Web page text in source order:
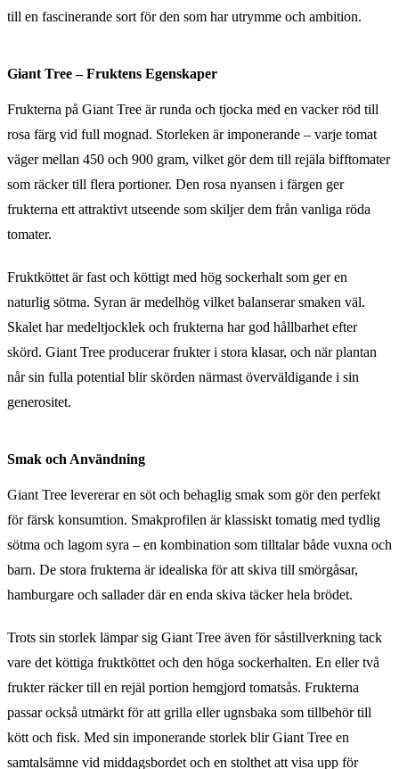
till en fascinerande sort för den som har utrymme och ambition.
Giant Tree – Fruktens Egenskaper
Frukterna på Giant Tree är runda och tjocka med en vacker röd till
rosa färg vid full mognad. Storleken är imponerande – varje tomat
väger mellan 450 och 900 gram, vilket gör dem till rejäla bifftomater
som räcker till flera portioner. Den rosa nyansen i färgen ger
frukterna ett attraktivt utseende som skiljer dem från vanliga röda
tomater.
Fruktköttet är fast och köttigt med hög sockerhalt som ger en
naturlig sötma. Syran är medelhög vilket balanserar smaken väl.
Skalet har medeltjocklek och frukterna har god hållbarhet efter
skörd. Giant Tree producerar frukter i stora klasar, och när plantan
når sin fulla potential blir skörden närmast överväldigande i sin
generositet.
Smak och Användning
Giant Tree levererar en söt och behaglig smak som gör den perfekt
för färsk konsumtion. Smakprofilen är klassiskt tomatig med tydlig
sötma och lagom syra – en kombination som tilltalar både vuxna och
barn. De stora frukterna är idealiska för att skiva till smörgåsar,
hamburgare och sallader där en enda skiva täcker hela brödet.
Trots sin storlek lämpar sig Giant Tree även för såstillverkning tack
vare det köttiga fruktköttet och den höga sockerhalten. En eller två
frukter räcker till en rejäl portion hemgjord tomatsås. Frukterna
passar också utmärkt för att grilla eller ugnsbaka som tillbehör till
kött och fisk. Med sin imponerande storlek blir Giant Tree en
samtalsämne vid middagsbordet och en stolthet att visa upp för